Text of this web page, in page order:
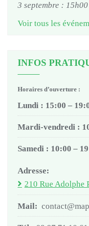
3 septembre : 15h00
Voir tous les
INFOS
Horaires d’ouverture :
Lundi : 15:00 –
Mardi-vendredi :
Samedi : 10:00 –
Adresse:
210 Rue Adolphe
Mail: